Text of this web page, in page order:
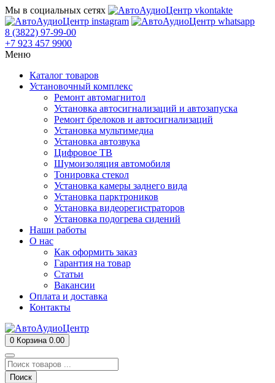
Мы в социальных сетях
8 (3822) 97-99-00
+7 923 457 9900
Меню
Каталог товаров
Установочный комплекс
Ремонт автомагнитол
Установка автосигнализаций и автозапуска
Ремонт брелоков и автосигнализаций
Установка мультимедиа
Установка автозвука
Цифровое ТВ
Шумоизоляция автомобиля
Тонировка стекол
Установка камеры заднего вида
Установка парктроников
Установка видеорегистраторов
Установка подогрева сидений
Наши работы
О нас
Как оформить заказ
Гарантия на товар
Статьи
Вакансии
Оплата и доставка
Контакты
0 Корзина 0.00
Поиск